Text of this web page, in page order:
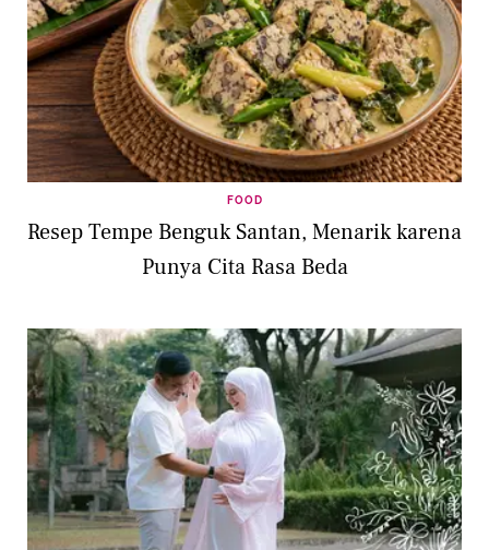
FOOD
Resep Tempe Benguk Santan, Menarik karena
Punya Cita Rasa Beda